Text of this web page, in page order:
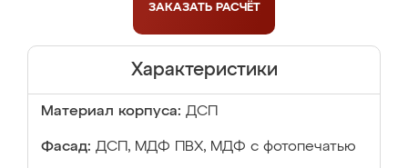
ЗАКАЗАТЬ РАСЧЁТ
Характеристики
Материал корпуса: ДСП
Фасад: ДСП, МДФ ПВХ, МДФ с фотопечатью